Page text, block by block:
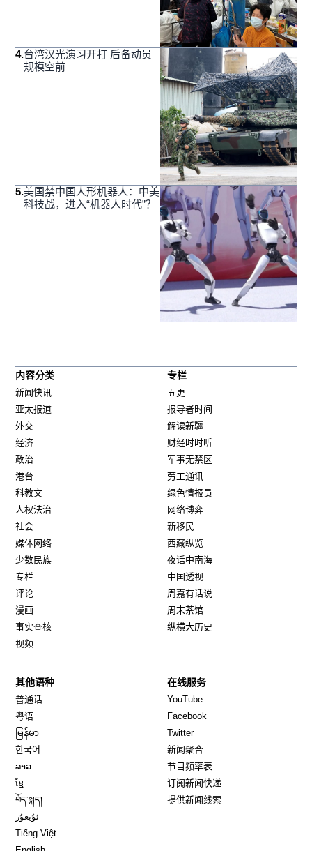
4.台湾汉光演习开打 后备动员
规模空前
5.美国禁中国人形机器人：中美
科技战，进入“机器人时代”？
内容分类
新闻快讯
亚太报道
外交
经济
政治
港台
科教文
人权法治
社会
媒体网络
少数民族
专栏
评论
漫画
事实查核
视频
专栏
五更
报导者时间
解读新疆
财经时时听
军事无禁区
劳工通讯
绿色情报员
网络博弈
新移民
西藏纵览
夜话中南海
中国透视
周嘉有话说
周末茶馆
纵横大历史
其他语种
普通话
粤语
မြန်မာ
한국어
ລາວ
ខ្មែ
བོད་སྐད།
ئۇيغۇر
Tiếng Việt
在线服务
YouTube
Facebook
TwitterOpens in new window
新闻聚合
节目频率表
订阅新闻快递
提供新闻线索